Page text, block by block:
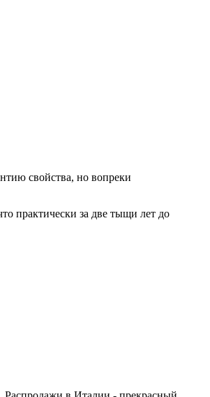
свойства, но вопреки
практически за две тыщи лет до